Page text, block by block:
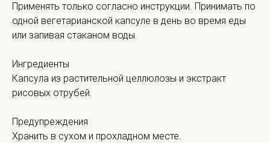
Применять только согласно инструкции. Принимать по
одной вегетарианской капсуле в день во время еды
или запивая стаканом воды.
Ингредиенты
Капсула из растительной целлюлозы и экстракт
рисовых отрубей.
Предупреждения
Хранить в сухом и прохладном месте.